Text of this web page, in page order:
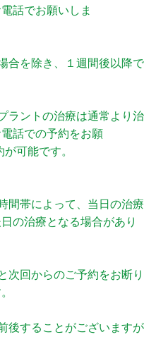
話でお願いしま
合を除き、１週間後以降で
ラントの治療は通常より治
話での予約をお願
が可能です。
間帯によって、当日の治療
の治療となる場合があり
次回からのご予約をお断り
後することがございますが